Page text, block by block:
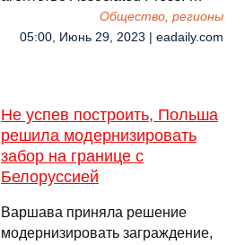
Общество, регионы
05:00, Июнь 29, 2023 | eadaily.com
Не успев построить, Польша
решила модернизировать
забор на границе с
Белоруссией
Варшава приняла решение
модернизировать заграждение,